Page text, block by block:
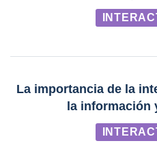
La importancia de la
la información